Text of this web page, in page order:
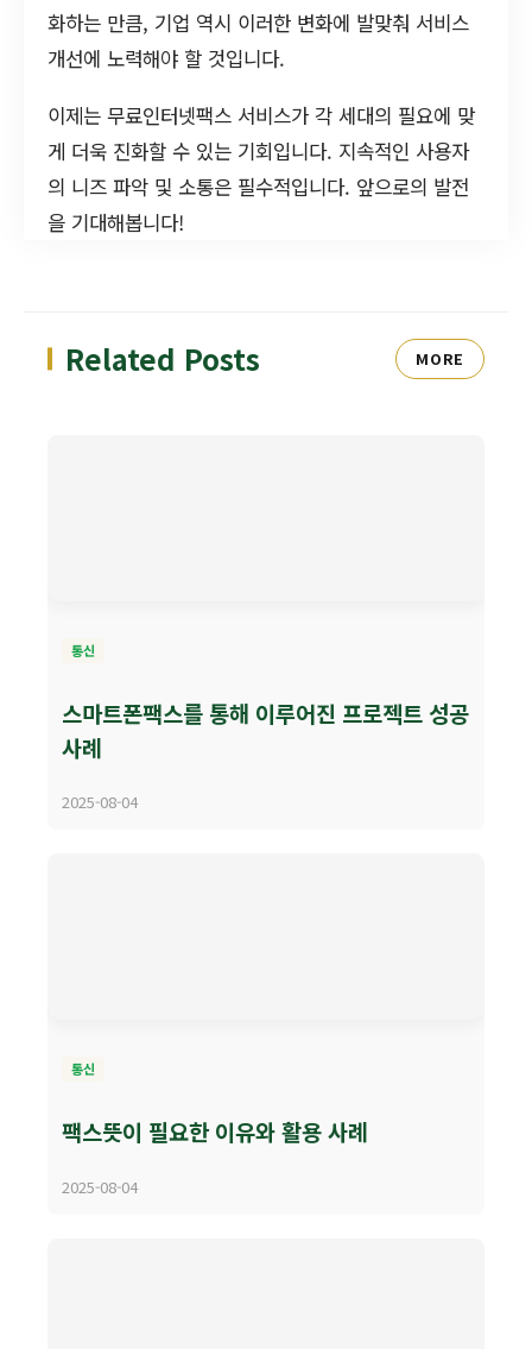
화하는 만큼, 기업 역시 이러한 변화에 발맞춰 서비스
개선에 노력해야 할 것입니다.
이제는 무료인터넷팩스 서비스가 각 세대의 필요에 맞
게 더욱 진화할 수 있는 기회입니다. 지속적인 사용자
의 니즈 파악 및 소통은 필수적입니다. 앞으로의 발전
을 기대해봅니다!
Related Posts MORE
통신
스마트폰팩스를 통해 이루어진 프로젝트 성공
사례
2025-08-04
통신
팩스뜻이 필요한 이유와 활용 사례
2025-08-04